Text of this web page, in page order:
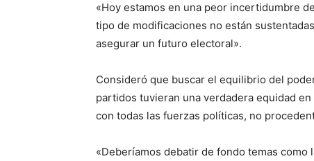
«Hoy estamos en una peor incertidumbre
tipo de modificaciones no están
asegurar un futuro electoral».
Consideró que buscar el equilibrio del
partidos tuvieran una verdadera equidad
con todas las fuerzas políticas, no
«Deberíamos debatir de fondo temas